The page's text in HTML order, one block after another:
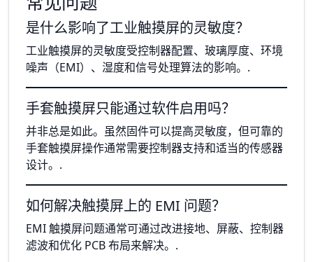
是什么影响了工业触摸屏的灵敏度？
工业触摸屏的灵敏度受控制器配置、玻璃厚度、环境
噪声（EMI）、湿度和信号处理算法的影响。.
手套触摸屏只能通过软件启用吗？
并非总是如此。虽然固件可以提高灵敏度，但可靠的
手套触摸屏操作通常需要控制器支持和适当的传感器
设计。.
如何解决触摸屏上的 EMI 问题？
EMI 触摸屏问题通常可通过改进接地、屏蔽、控制器
滤波和优化 PCB 布局来解决。.